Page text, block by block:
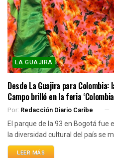
LA GUAJIRA
Desde La Guajira para Colombia:
Campo brilló en la feria
Por: Redacción Diario Caribe
El parque de la 93 en Bogotá fue
la diversidad cultural del país se
LEER MÁS